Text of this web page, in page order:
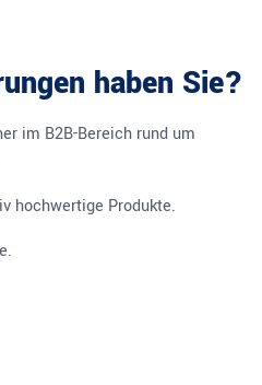
haben Sie?
im B2B-Bereich rund um
hochwertige Produkte.